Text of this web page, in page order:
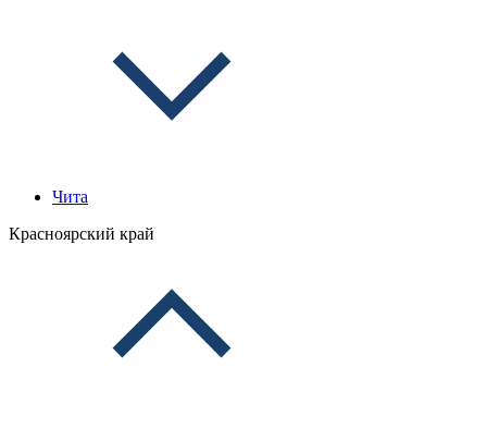
Чита
Красноярский край